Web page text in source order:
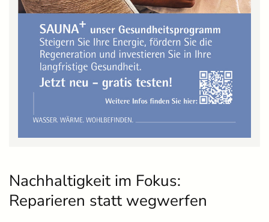
Nachhaltigkeit im Fokus:
Reparieren statt wegwerfen